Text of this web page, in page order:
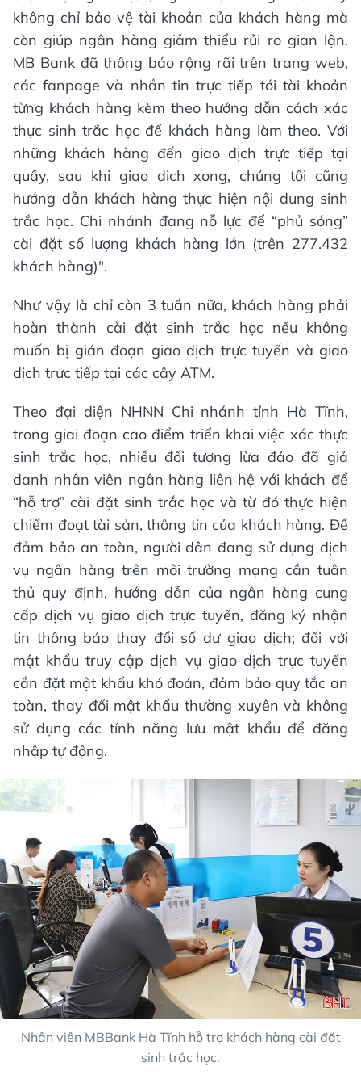
không chỉ bảo vệ tài khoản của khách hàng mà
còn giúp ngân hàng giảm thiểu rủi ro gian lận.
MB Bank đã thông báo rộng rãi trên trang web,
các fanpage và nhắn tin trực tiếp tới tài khoản
từng khách hàng kèm theo hướng dẫn cách xác
thực sinh trắc học để khách hàng làm theo. Với
những khách hàng đến giao dịch trực tiếp tại
quầy, sau khi giao dịch xong, chúng tôi cũng
hướng dẫn khách hàng thực hiện nội dung sinh
trắc học. Chi nhánh đang nỗ lực để “phủ sóng”
cài đặt số lượng khách hàng lớn (trên 277.432
khách hàng)".
Như vậy là chỉ còn 3 tuần nữa, khách hàng phải
hoàn thành cài đặt sinh trắc học nếu không
muốn bị gián đoạn giao dịch trực tuyến và giao
dịch trực tiếp tại các cây ATM.
Theo đại diện NHNN Chi nhánh tỉnh Hà Tĩnh,
trong giai đoạn cao điểm triển khai việc xác thực
sinh trắc học, nhiều đối tượng lừa đảo đã giả
danh nhân viên ngân hàng liên hệ với khách để
“hỗ trợ” cài đặt sinh trắc học và từ đó thực hiện
chiếm đoạt tài sản, thông tin của khách hàng. Để
đảm bảo an toàn, người dân đang sử dụng dịch
vụ ngân hàng trên môi trường mạng cần tuân
thủ quy định, hướng dẫn của ngân hàng cung
cấp dịch vụ giao dịch trực tuyến, đăng ký nhận
tin thông báo thay đổi số dư giao dịch; đối với
mật khẩu truy cập dịch vụ giao dịch trực tuyến
cần đặt mật khẩu khó đoán, đảm bảo quy tắc an
toàn, thay đổi mật khẩu thường xuyên và không
sử dụng các tính năng lưu mật khẩu để đăng
nhập tự động.
Nhân viên MBBank Hà Tĩnh hỗ trợ khách hàng cài đặt
sinh trắc học.